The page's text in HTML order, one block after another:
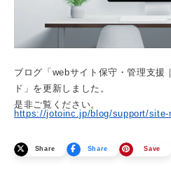
ブログ「webサイト保守・管理支援
ド」を更新しました。
是非ご覧ください。
https://jotoinc.jp/blog/support/site-
Share Share Save